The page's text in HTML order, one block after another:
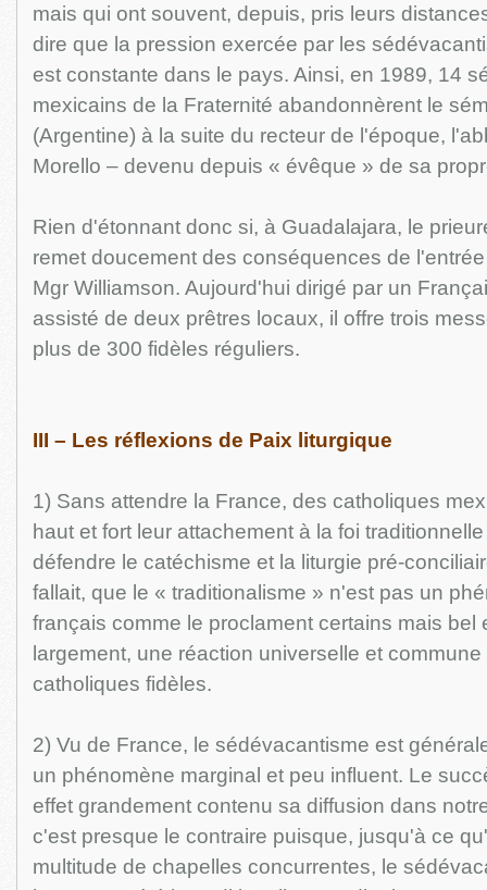
mais qui ont souvent, depuis, pris leurs
dire que la pression exercée par les
est constante dans le pays. Ainsi, en 1989, 14
mexicains de la Fraternité abandonnèrent le
(Argentine) à la suite du recteur de l'époque,
Morello – devenu depuis « évêque » de sa
Rien d'étonnant donc si, à Guadalajara, le
remet doucement des conséquences de
Mgr Williamson. Aujourd'hui dirigé par un
assisté de deux prêtres locaux, il offre trois
plus de 300 fidèles réguliers.
III – Les réflexions de Paix liturgique
1) Sans attendre la France, des catholiques
haut et fort leur attachement à la foi
défendre le catéchisme et la liturgie pré-
fallait, que le « traditionalisme » n'est pas un
français comme le proclament certains mais bel
largement, une réaction universelle et
catholiques fidèles.
2) Vu de France, le sédévacantisme est
un phénomène marginal et peu influent. Le
effet grandement contenu sa diffusion dans
c'est presque le contraire puisque, jusqu'à ce
multitude de chapelles concurrentes, le